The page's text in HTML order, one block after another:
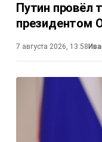
Путин провёл
президентом
7 августа 2026, 13:58